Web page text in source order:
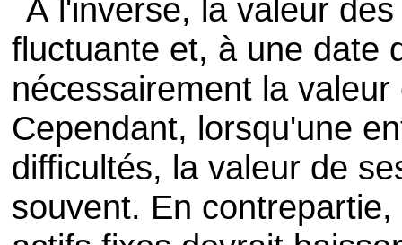
À l'inverse, la valeur
fluctuante et, à une date
nécessairement la
Cependant, lorsqu'une
difficultés, la valeur de
souvent. En